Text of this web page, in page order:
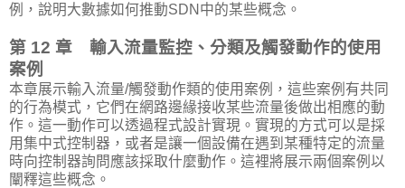
例，說明大數據如何推動SDN中的某些概念。
第 12 章 輸入流量監控、分類及觸發動作的使用
案例
本章展示輸入流量/觸發動作類的使用案例，這些案例有共同
的行為模式，它們在網路邊緣接收某些流量後做出相應的動
作。這一動作可以透過程式設計實現。實現的方式可以是採
用集中式控制器，或者是讓一個設備在遇到某種特定的流量
時向控制器詢問應該採取什麼動作。這裡將展示兩個案例以
闡釋這些概念。